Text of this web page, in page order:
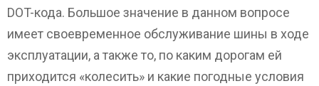
DOT-кода. Большое значение в данном вопросе
имеет своевременное обслуживание шины в ходе
эксплуатации, а также то, по каким дорогам ей
приходится «колесить» и какие погодные условия